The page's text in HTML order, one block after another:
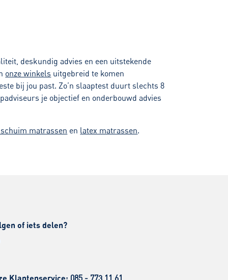
deskundig advies en een uitstekende
onze winkels uitgebreid te komen
bij jou past. Zo’n slaaptest duurt slechts 8
je objectief en onderbouwd advies
matrassen en latex matrassen.
of iets delen?
Klantenservice: